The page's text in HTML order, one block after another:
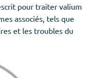
pour traiter valium
associés, tels que
et les troubles du